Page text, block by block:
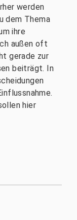
werden
dem Thema
ihre
außen oft
gerade zur
beiträgt. In
hier